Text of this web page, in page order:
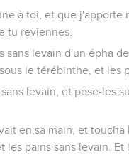
à toi, et que j'apporte
tu reviennes.
levain d'un épha
le térébinthe, et les
levain, et pose-les
en sa main, et toucha
pains sans levain.